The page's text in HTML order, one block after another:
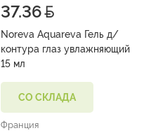
37.36
Noreva Aquareva Гель д/
контура глаз увлажняющий
15 мл
СО СКЛАДА
Франция